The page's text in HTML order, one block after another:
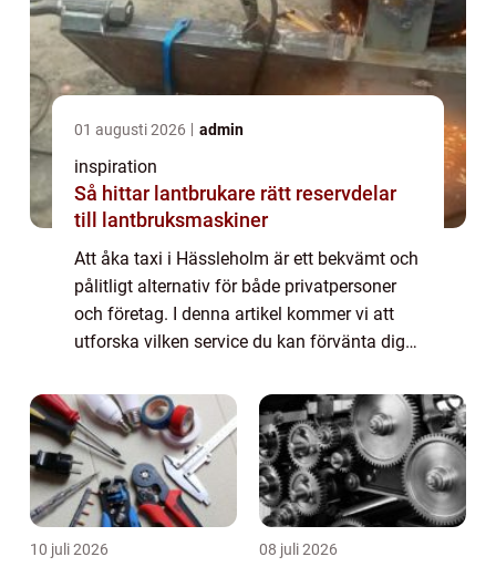
01 augusti 2026 admin
inspiration
Så hittar lantbrukare rätt reservdelar
till lantbruksmaskiner
Att åka taxi i Hässleholm är ett bekvämt och
pålitligt alternativ för både privatpersoner
och företag. I denna artikel kommer vi att
utforska vilken service du kan förvänta dig
10 juli 2026 08 juli 2026